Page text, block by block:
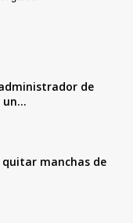
de
manchas de